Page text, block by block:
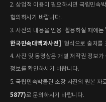
2. 상업적 이용이 필요하시면 국립민속
협의하시기 바랍니다.
3. 사전의 내용을 인용·활용하실 때에는 '
한국민속대백과사전]' 형식으로 출처를
4. 사진 및 동영상은 개별 저작권 정보
정보를 확인하시기 바랍니다.
5. 국립민속박물관 소장 사진의 원본 자
5877) 로 문의하시기 바랍니다.